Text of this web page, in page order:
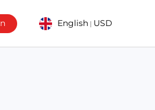
English | USD